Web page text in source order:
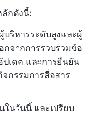
กดังนี้:
บริหารระดับสูงและผู้
กจากการรวบรวมข้อ
ปเดต และการยืนยัน
กรรมการสื่อสาร
นวันนี้ และเปรียบ